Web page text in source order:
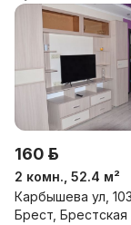
160 р.
2 комн., 52.4 м²
Карбышева ул, 103,
Брест, Брестская